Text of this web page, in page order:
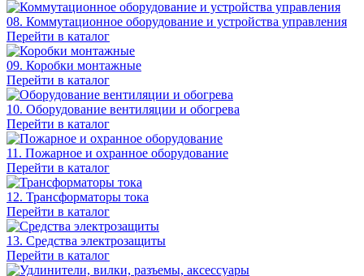
08. Коммутационное оборудование и устройства управления
Перейти в каталог
09. Коробки монтажные
Перейти в каталог
10. Оборудование вентиляции и обогрева
Перейти в каталог
11. Пожарное и охранное оборудование
Перейти в каталог
12. Трансформаторы тока
Перейти в каталог
13. Средства электрозащиты
Перейти в каталог